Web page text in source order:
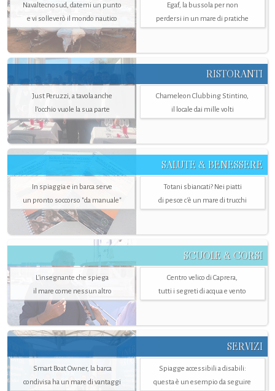
Navaltecnosud, datemi un punto
e vi solleverò il mondo nautico
Egaf, la bussola per non
perdersi in un mare di pratiche
RISTORANTI
Just Peruzzi, a tavola anche
l’occhio vuole la sua parte
Chameleon Clubbing Stintino,
il locale dai mille volti
SALUTE & BENESSERE
In spiaggia e in barca serve
un pronto soccorso "da manuale"
Totani sbiancati? Nei piatti
di pesce c'è un mare di trucchi
SCUOLE & CORSI
L'insegnante che spiega
il mare come nessun altro
Centro velico di Caprera,
tutti i segreti di acqua e vento
SERVIZI
Smart Boat Owner, la barca
condivisa ha un mare di vantaggi
Spiagge accessibili a disabili:
questa è un esempio da seguire